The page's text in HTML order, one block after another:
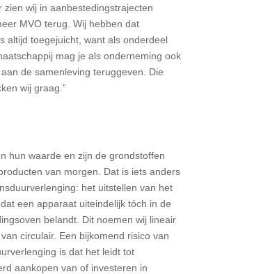
zien wij in aanbestedingstrajecten
MVO terug. Wij hebben dat
altijd toegejuicht, want als onderdeel
mag je als onderneming ook
de samenleving teruggeven. Die
wij graag.”
hun waarde en zijn de grondstoffen
van morgen. Dat is iets anders
het uitstellen van het
een apparaat uiteindelijk tóch in de
belandt. Dit noemen wij lineair
circulair. Een bijkomend risico van
is dat het leidt tot
aankopen van of investeren in